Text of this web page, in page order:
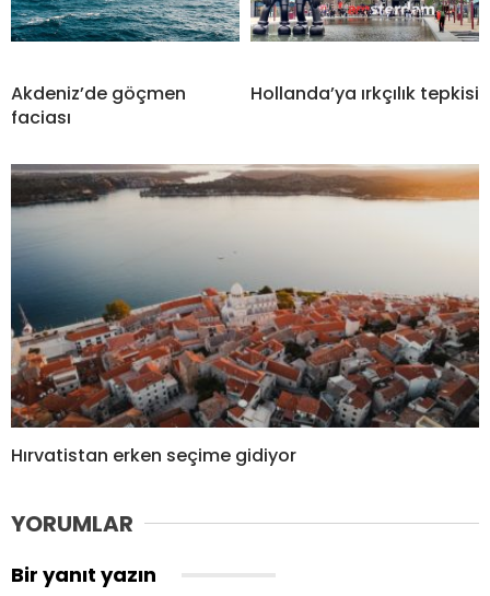
Akdeniz’de göçmen
faciası
Hollanda’ya ırkçılık tepkisi
Hırvatistan erken seçime gidiyor
YORUMLAR
Bir yanıt yazın